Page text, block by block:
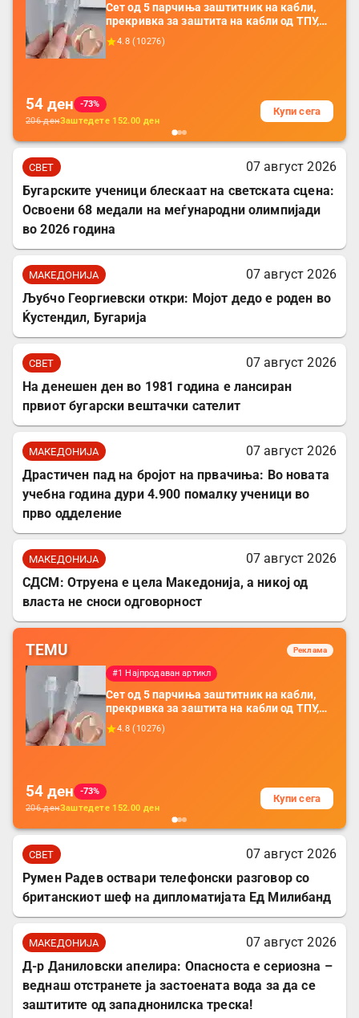
Сет од 5 парчиња заштитник на кабли,
прекривка за заштита на кабли од ТПУ,
додатоци за заштита на кабли, без
батерија, за мобилни телефони, комплет
4.8 ( 10276)
54 ден
-73%
206денЗаштедете 152.00 ден
Купи сега
СВЕТ
07 август 2026
Бугарските ученици блескаат на светската сцена:
Освоени 68 медали на меѓународни олимпијади
во 2026 година
МАКЕДОНИЈА
07 август 2026
Љубчо Георгиевски откри: Мојот дедо е роден во
Ќустендил, Бугарија
СВЕТ
07 август 2026
На денешен ден во 1981 година е лансиран
првиот бугарски вештачки сателит
МАКЕДОНИЈА
07 август 2026
Драстичен пад на бројот на првачиња: Во новата
учебна година дури 4.900 помалку ученици во
прво одделение
МАКЕДОНИЈА
07 август 2026
СДСМ: Отруена е цела Македонија, а никој од
власта не сноси одговорност
TEMU Реклама
#1 Најпродаван артикл
Сет од 5 парчиња заштитник на кабли,
прекривка за заштита на кабли од ТПУ,
додатоци за заштита на кабли, без
батерија, за мобилни телефони, комплет
4.8 ( 10276)
54 ден
-73%
206денЗаштедете 152.00 ден
Купи сега
СВЕТ
07 август 2026
Румен Радев оствари телефонски разговор со
британскиот шеф на дипломатијата Ед Милибанд
МАКЕДОНИЈА
07 август 2026
Д-р Даниловски апелира: Опасноста е сериозна –
веднаш отстранете ја застоената вода за да се
заштитите од западнонилска треска!